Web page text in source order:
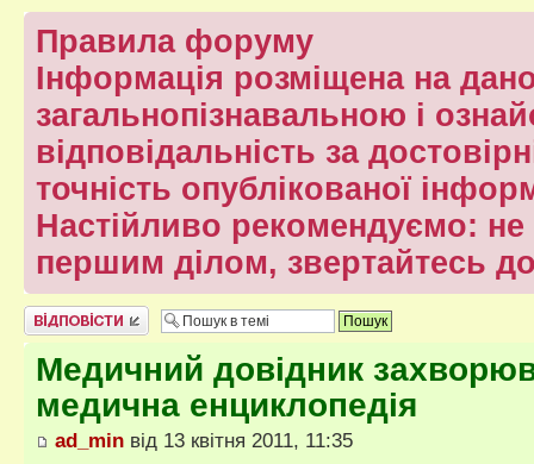
Правила форуму
Інформація розміщена на
загальнопізнавальною і
відповідальність за
точність опублікованої
Настійливо рекомендуємо: не
першим ділом, звертайтесь
Відповісти
Медичний довідник
медична енциклопедія
ad_min від 13 квітня 2011, 11:35